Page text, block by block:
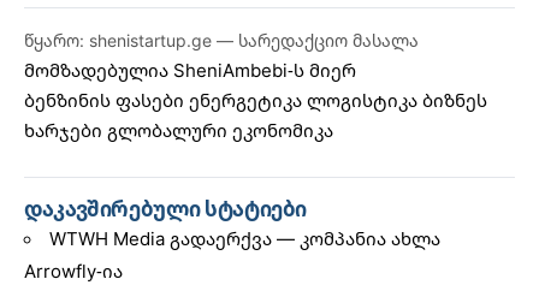
წყარო: shenistartup.ge — სარედაქციო მასალა
მომზადებულია SheniAmbebi-ს მიერ
ბენზინის ფასები ენერგეტიკა ლოგისტიკა ბიზნეს
ხარჯები გლობალური ეკონომიკა
დაკავშირებული სტატიები
WTWH Media გადაერქვა — კომპანია ახლა
Arrowfly-ია